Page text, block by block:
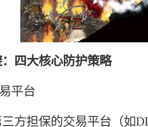
四大核心防护策略
平台
方担保的交易平台（如